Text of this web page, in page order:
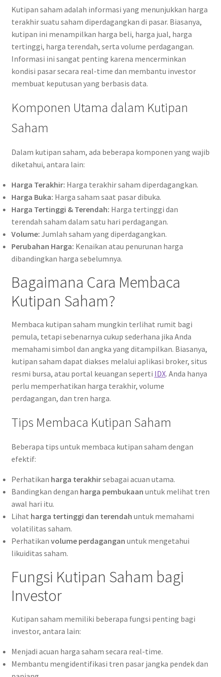
Kutipan saham adalah informasi yang menunjukkan harga
terakhir suatu saham diperdagangkan di pasar. Biasanya,
kutipan ini menampilkan harga beli, harga jual, harga
tertinggi, harga terendah, serta volume perdagangan.
Informasi ini sangat penting karena mencerminkan
kondisi pasar secara real-time dan membantu investor
membuat keputusan yang berbasis data.
Komponen Utama dalam Kutipan
Saham
Dalam kutipan saham, ada beberapa komponen yang wajib
diketahui, antara lain:
Harga Terakhir: Harga terakhir saham diperdagangkan.
Harga Buka: Harga saham saat pasar dibuka.
Harga Tertinggi & Terendah: Harga tertinggi dan
terendah saham dalam satu hari perdagangan.
Volume: Jumlah saham yang diperdagangkan.
Perubahan Harga: Kenaikan atau penurunan harga
dibandingkan harga sebelumnya.
Bagaimana Cara Membaca
Kutipan Saham?
Membaca kutipan saham mungkin terlihat rumit bagi
pemula, tetapi sebenarnya cukup sederhana jika Anda
memahami simbol dan angka yang ditampilkan. Biasanya,
kutipan saham dapat diakses melalui aplikasi broker, situs
resmi bursa, atau portal keuangan seperti IDX. Anda hanya
perlu memperhatikan harga terakhir, volume
perdagangan, dan tren harga.
Tips Membaca Kutipan Saham
Beberapa tips untuk membaca kutipan saham dengan
efektif:
Perhatikan harga terakhirsebagai acuan utama.
Bandingkan dengan harga pembukaan untuk melihat tren
awal hari itu.
Lihat harga tertinggi dan terendah untuk memahami
volatilitas saham.
Perhatikan volume perdagangan untuk mengetahui
likuiditas saham.
Fungsi Kutipan Saham bagi
Investor
Kutipan saham memiliki beberapa fungsi penting bagi
investor, antara lain:
Menjadi acuan harga saham secara real-time.
Membantu mengidentifikasi tren pasar jangka pendek dan